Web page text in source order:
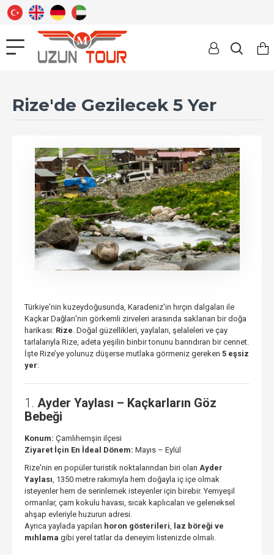
Rize'de Gezilecek 5 Yer
Türkiye'nin kuzeydoğusunda, Karadeniz'in hırçın dalgaları ile
Kaçkar Dağları'nın görkemli zirveleri arasında saklanan bir doğa
harikası: Rize. Doğal güzellikleri, yaylaları, şelaleleri ve çay
tarlalarıyla Rize, adeta yeşilin binbir tonunu barındıran bir cennet.
İşte Rize’ye yolunuz düşerse mutlaka görmeniz gereken 5 eşsiz
yer:
1. Ayder Yaylası – Kaçkarların Göz
Bebeği
Konum: Çamlıhemşin ilçesi
Ziyaret İçin En İdeal Dönem: Mayıs – Eylül
Rize'nin en popüler turistik noktalarından biri olan Ayder
Yaylası, 1350 metre rakımıyla hem doğayla iç içe olmak
isteyenler hem de serinlemek isteyenler için birebir. Yemyeşil
ormanlar, çam kokulu havası, sıcak kaplıcaları ve geleneksel
ahşap evleriyle huzurun adresi.
Ayrıca yaylada yapılan horon gösterileri, laz böreği ve
mıhlama gibi yerel tatlar da deneyim listenizde olmalı.